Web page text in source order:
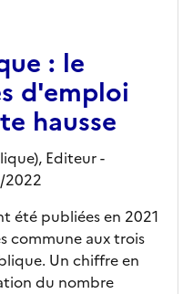
: le
d'emploi
hausse
Editeur-
2022
été publiées en 2021
commune aux trois
Un chiffre en
du nombre